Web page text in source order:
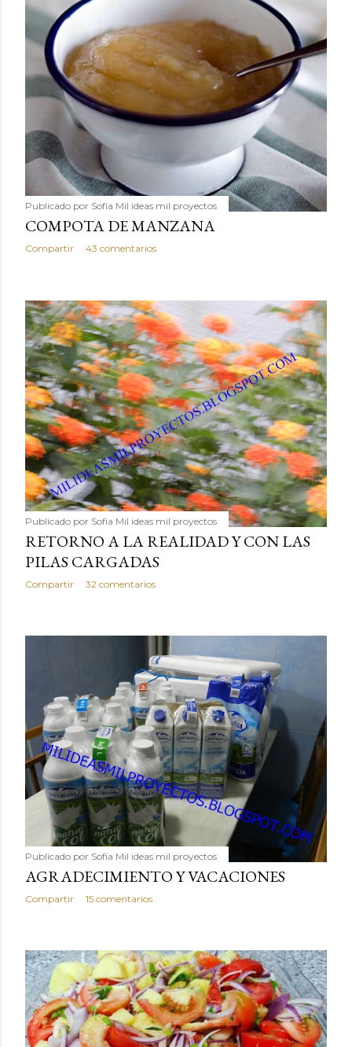
Publicado por Sofía Mil ideas mil proyectos
COMPOTA DE MANZANA
Compartir 43 comentarios
Publicado por Sofía Mil ideas mil proyectos
RETORNO A LA REALIDAD Y CON LAS
PILAS CARGADAS
Compartir 32 comentarios
Publicado por Sofía Mil ideas mil proyectos
AGRADECIMIENTO Y VACACIONES
Compartir 15 comentarios